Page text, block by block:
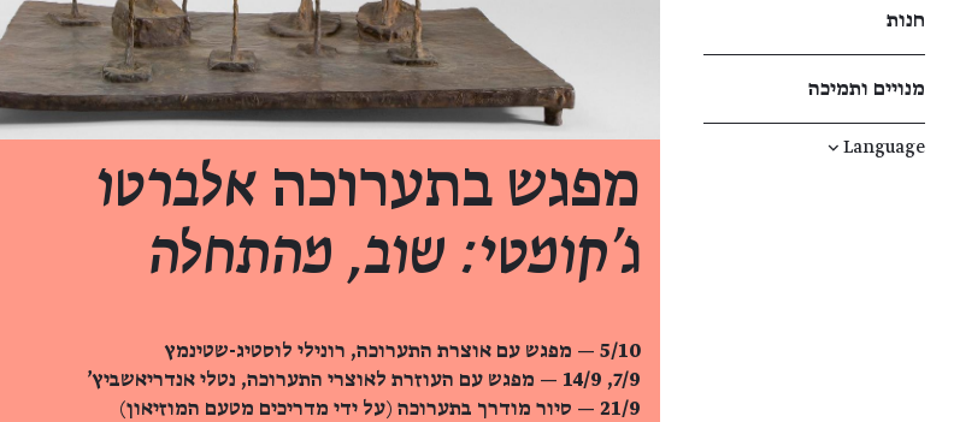
חנות
מנויים ותמיכה
Language
↓
מפגש בתערוכה אלברטו
ג'קומטי: שוב, מהתחלה
5/10 — מפגש עם אוצרת התערוכה, רונילי לוסטיג-שטינמץ
7/9, 14/9 — מפגש עם העוזרת לאוצרי התערוכה, נטלי אנדריאשביץ'
21/9 —
סיור מודרך בתערוכה (על ידי מדריכים מטעם המוזיאון)